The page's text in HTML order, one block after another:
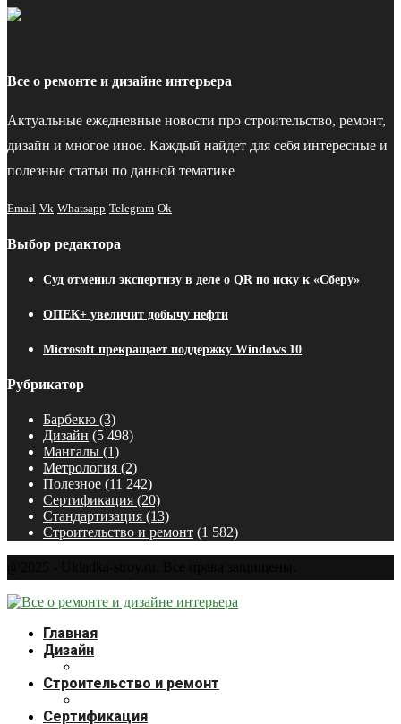
Все о ремонте и дизайне интерьера
Актуальные ежедневные новости про строительство, ремонт,
дизайн и многое иное. Каждый найдет для себя интересные и
полезные статьи по данной тематике
Email Vk Whatsapp Telegram Ok
Выбор редактора
Суд отменил экспертизу в деле о QR по иску к «Сберу»
ОПЕК+ увеличит добычу нефти
Microsoft прекращает поддержку Windows 10
Рубрикатор
Барбекю (3)
Дизайн (5 498)
Мангалы (1)
Метрология (2)
Полезное (11 242)
Сертификация (20)
Стандартизация (13)
Строительство и ремонт (1 582)
Главная
Дизайн
Строительство и ремонт
Сертификация